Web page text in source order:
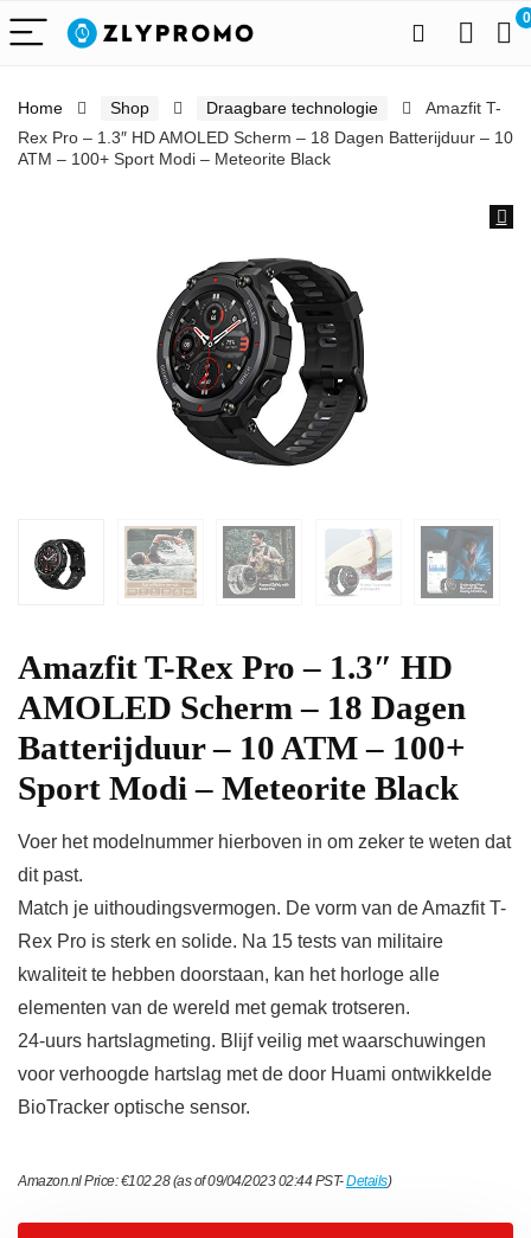
0
Home Shop Draagbare technologie
Amazfit T-
Rex Pro – 1.3″ HD AMOLED Scherm – 18 Dagen Batterijduur – 10
ATM – 100+ Sport Modi – Meteorite Black
Amazfit T-Rex Pro – 1.3″ HD
AMOLED Scherm – 18 Dagen
Batterijduur – 10 ATM – 100+
Sport Modi – Meteorite Black
Voer het modelnummer hierboven in om zeker te weten dat
dit past.
Match je uithoudingsvermogen. De vorm van de Amazfit T-
Rex Pro is sterk en solide. Na 15 tests van militaire
kwaliteit te hebben doorstaan, kan het horloge alle
elementen van de wereld met gemak trotseren.
24-uurs hartslagmeting. Blijf veilig met waarschuwingen
voor verhoogde hartslag met de door Huami ontwikkelde
BioTracker optische sensor.
Amazon.nl Price:€102.28(as of 09/04/2023 02:44 PST-Details)